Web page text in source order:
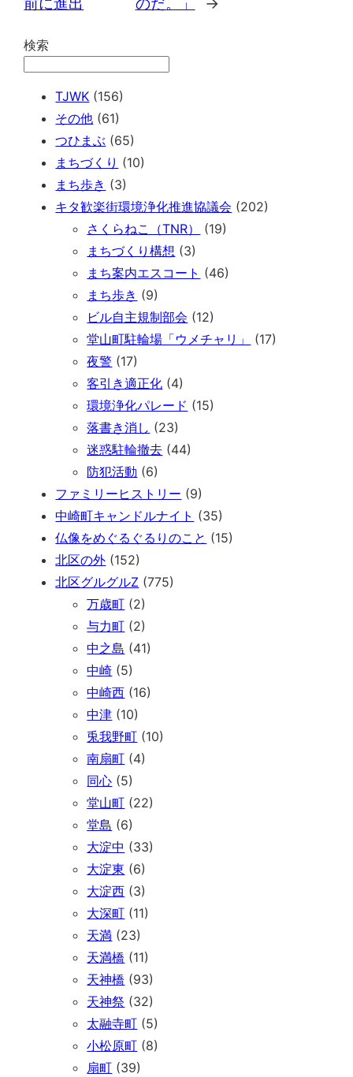
検索
TJWK (156)
その他 (61)
つひまぶ (65)
まちづくり (10)
まち歩き (3)
キタ歓楽街環境浄化推進協議会 (202)
さくらねこ（TNR）
(19)
まちづくり構想 (3)
まち案内エスコート (46)
まち歩き (9)
ビル自主規制部会 (12)
堂山町駐輪場「ウメチャリ」
(17)
夜警 (17)
客引き適正化 (4)
環境浄化パレード (15)
落書き消し (23)
迷惑駐輪撤去 (44)
防犯活動 (6)
ファミリーヒストリー (9)
中崎町キャンドルナイト (35)
仏像をめぐるぐるりのこと (15)
北区の外 (152)
北区グルグルZ (775)
万歳町 (2)
与力町 (2)
中之島 (41)
中崎 (5)
中崎西 (16)
中津 (10)
兎我野町 (10)
南扇町 (4)
同心 (5)
堂山町 (22)
堂島 (6)
大淀中 (33)
大淀東 (6)
大淀西 (3)
大深町 (11)
天満 (23)
天満橋 (11)
天神橋 (93)
天神祭 (32)
太融寺町 (5)
小松原町 (8)
扇町 (39)